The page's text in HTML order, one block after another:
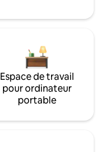
Espace de travail
pour ordinateur
portable